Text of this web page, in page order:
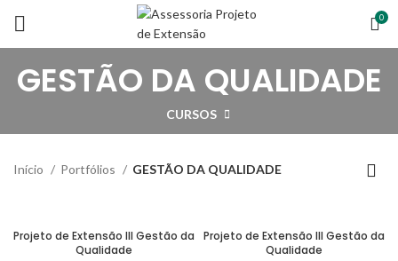
0
GESTÃO DA QUALIDADE
CURSOS
Início Portfólios GESTÃO DA QUALIDADE
Projeto de Extensão III Gestão da
Qualidade
Projeto de Extensão III Gestão da
Qualidade